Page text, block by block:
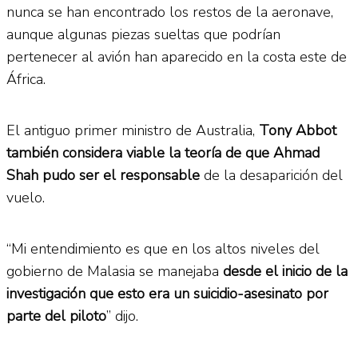
nunca se han encontrado los restos de la aeronave,
aunque algunas piezas sueltas que podrían
pertenecer al avión han aparecido en la costa este de
África.
El antiguo primer ministro de Australia, Tony Abbot
también considera viable la teoría de que Ahmad
Shah pudo ser el responsable de la desaparición del
vuelo.
“Mi entendimiento es que en los altos niveles del
gobierno de Malasia se manejaba desde el inicio de la
investigación que esto era un suicidio-asesinato por
parte del piloto” dijo.